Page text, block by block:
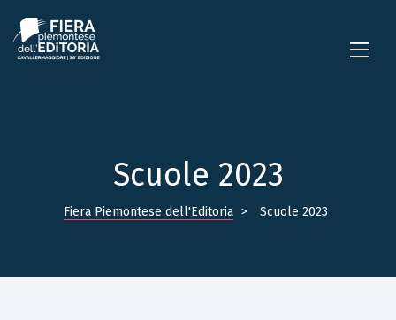
Scuole 2023
Fiera Piemontese dell'Editoria > Scuole 2023